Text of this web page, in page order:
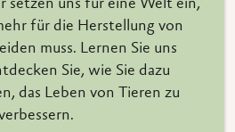
setzen uns für eine Welt ein,
für die Herstellung von
muss. Lernen Sie uns
Sie, wie Sie dazu
das Leben von Tieren zu